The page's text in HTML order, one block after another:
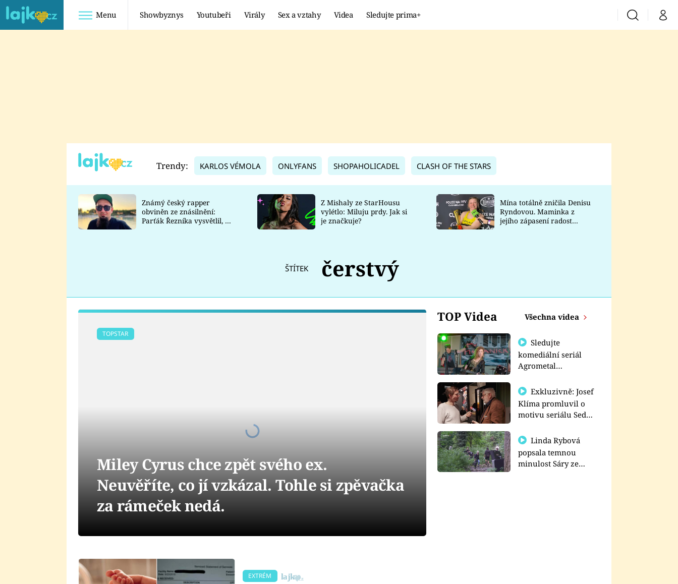
Menu Showbyznys Youtubeři Virály Sex a vztahy Videa Sledujte prima+ VyhledáváníMůj
TADEÁŠ KUBĚNKA
DATEL
Prima Lajk
Sledujte nás
Trendy: KARLOS VÉMOLA ONLYFANS SHOPAHOLICADEL CLASH OF THE STARS
Známý český rapper
obviněn ze znásilnění:
Parťák Řezníka vysvětlil, co
Z Mishaly ze StarHousu
vylétlo: Miluju prdy. Jak si
je značkuje?
Mína totálně zničila Denisu
Ryndovou. Maminka z
jejího zápasení radost
ŠTÍTEK čerstvý
TOP Videa Všechna videa
Sledujte
komediální seriál
Agrometal
prima+
Exkluzivně: Josef
Klíma promluvil o
motivu seriálu Sedm
Linda Rybová
popsala temnou
minulost Sáry ze
TOPSTAR
Miley Cyrus chce zpět svého ex.
Neuvěříte, co jí vzkázal. Tohle si zpěvačka
za rámeček nedá.
EXTRÉM